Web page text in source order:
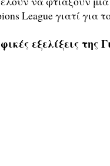
League γιατί για
εξελίξεις της